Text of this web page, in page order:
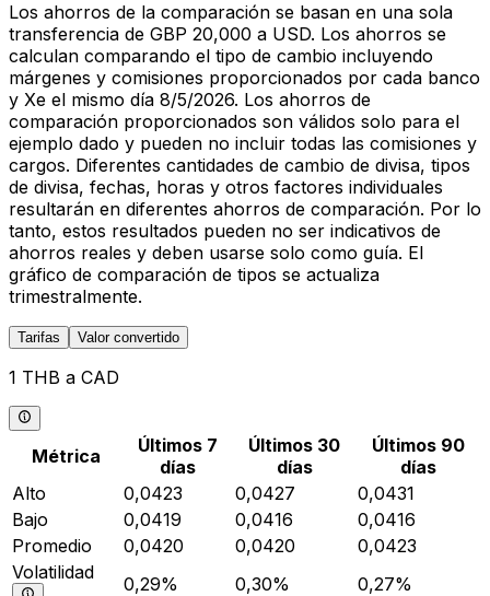
Los ahorros de la comparación se basan en una sola
transferencia de GBP 20,000 a USD. Los ahorros se
calculan comparando el tipo de cambio incluyendo
márgenes y comisiones proporcionados por cada banco
y Xe el mismo día 8/5/2026. Los ahorros de
comparación proporcionados son válidos solo para el
ejemplo dado y pueden no incluir todas las comisiones y
cargos. Diferentes cantidades de cambio de divisa, tipos
de divisa, fechas, horas y otros factores individuales
resultarán en diferentes ahorros de comparación. Por lo
tanto, estos resultados pueden no ser indicativos de
ahorros reales y deben usarse solo como guía. El
gráfico de comparación de tipos se actualiza
trimestralmente.
Tarifas Valor convertido
1 THB a CAD
Métrica
Últimos 7
días
Últimos 30
días
Últimos 90
días
Alto
0,0423 0,0427
0,0431
Bajo
0,0419 0,0416
0,0416
Promedio
0,0420 0,0420
0,0423
Volatilidad
0,29% 0,30% 0,27%